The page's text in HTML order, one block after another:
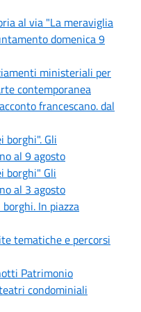
al via "La meraviglia
domenica 9
ministeriali per
contemporanea
francescano. dal
borghi". Gli
al 9 agosto
borghi" Gli
al 3 agosto
In piazza
tematiche e percorsi
Patrimonio
condominiali